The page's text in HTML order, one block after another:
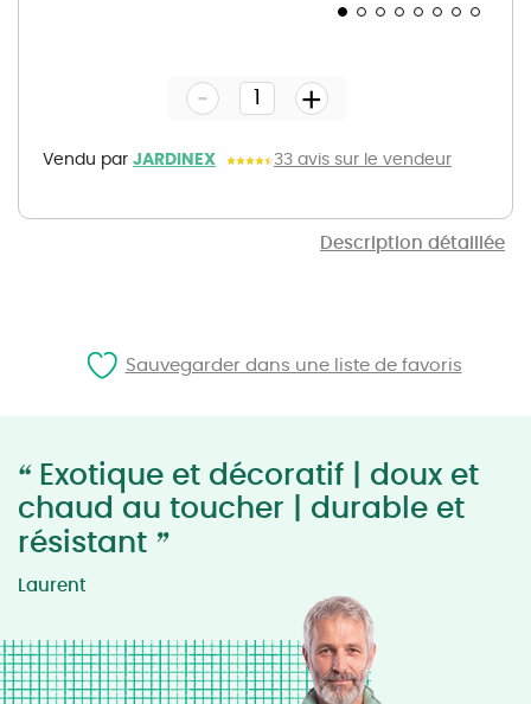
Description détaillée
gallery
Vendu par JARDINEX 33 avis sur le vendeur
- +
“ Exotique et décoratif | doux et
chaud au toucher | durable et
résistant ”
Laurent
Sauvegarder dans une liste de favoris